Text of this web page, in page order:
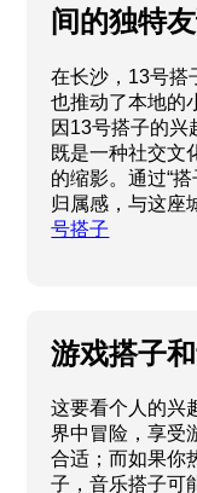
间的独特
在长沙，13号搭
也推动了本地的
因13号搭子的兴
既是一种社交文
的缩影。通过“
归属感，与这座
号搭子
游戏搭子
这要看个人的兴
界中冒险，享受
合适；而如果你
子，音乐搭子可